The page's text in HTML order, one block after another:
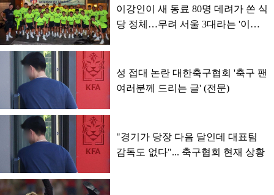
이강인이 새 동료 80명 데려가 쏜 식
당 정체…무려 서울 3대라는 '이
성 접대 논란 대한축구협회 '축구 팬
여러분께 드리는 글' (전문)
"경기가 당장 다음 달인데 대표팀
감독도 없다"... 축구협회 현재 상황